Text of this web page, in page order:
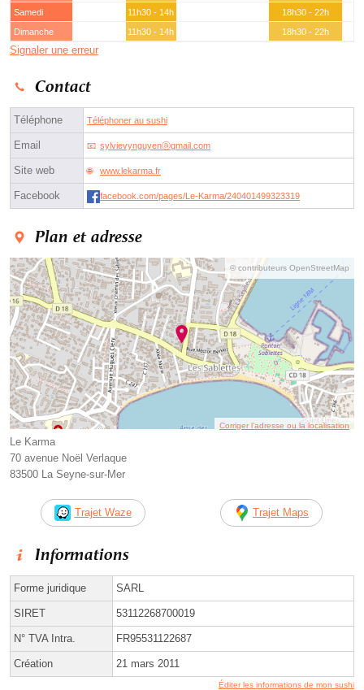
Samedi
11h30 - 14h
18h30 - 22h
Dimanche
11h30 - 14h 18h30 - 22h
Signaler une erreur
Contact
Téléphone Téléphoner au sushi
Email sylvievynguyenⓐgmail.com
Site web www.lekarma.fr
Facebook facebook.com/pages/Le-Karma/240401499323319
Plan et adresse
© contributeurs OpenStreetMap
Corriger l’adresse ou la localisation
Le Karma
70 avenue Noël Verlaque
83500 La Seyne-sur-Mer
Trajet Waze Trajet Maps
Informations
Forme juridique SARL
SIRET 53112268700019
N° TVA Intra. FR95531122687
Création 21 mars 2011
Éditer les informations de mon sushi